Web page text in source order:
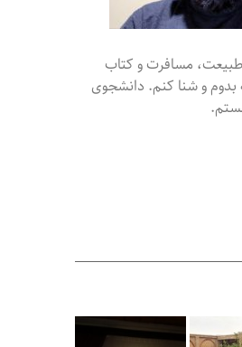
مسافرت و کتاب
و شنا کنم. دانشجوی